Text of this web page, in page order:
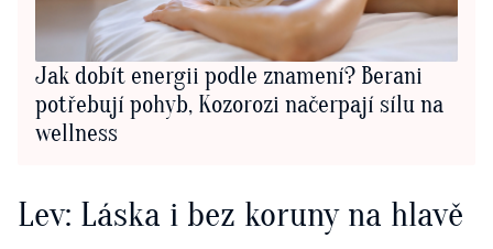
Jak dobít energii podle znamení? Berani
potřebují pohyb, Kozorozi načerpají sílu na
wellness
Lev: Láska i bez koruny na hlavě